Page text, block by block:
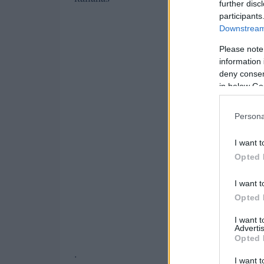
further
Please
information
deny
in below
I want
Opted
I want
Opted
I want
Opted
I want
.